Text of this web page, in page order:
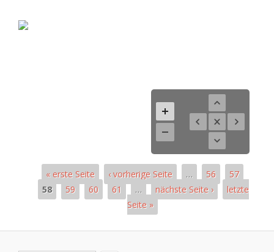
« erste Seite ‹ vorherige Seite … 56
57
58
59 60 61 … nächste Seite ›
letzte
Seite »